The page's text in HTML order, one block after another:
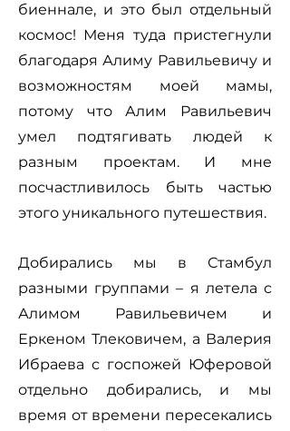
биеннале, и это был отдельный
космос! Меня туда пристегнули
благодаря Алиму Равильевичу и
возможностям моей мамы,
потому что Алим Равильевич
умел подтягивать людей к
разным проектам. И мне
посчастливилось быть частью
этого уникального путешествия.
Добирались мы в Стамбул
разными группами – я летела с
Алимом Равильевичем и
Еркеном Тлековичем, а Валерия
Ибраева с госпожей Юферовой
отдельно добирались, и мы
время от времени пересекались